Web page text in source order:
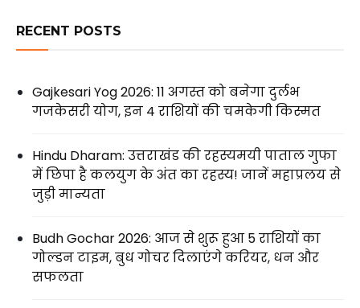
RECENT POSTS
Gajkesari Yog 2026: 11 अगस्त को बनेगा दुर्लभ
गजकेसरी योग, इन 4 राशियों की चमकेगी किस्मत
Hindu Dharam: उत्तराखंड की रहस्यमयी पाताल गुफा
में छिपा है कलयुग के अंत का रहस्य! जानें महाप्रलय से
जुड़ी मान्यता
Budh Gochar 2026: आज से शुरू हुआ 5 राशियों का
गोल्डन टाइम, बुध गोचर दिलाएंगे करियर, धन और
सफलता